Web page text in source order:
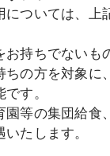
については、上
お持ちでないも
ちの方を対象に
す。
園等の集団給食
たします。